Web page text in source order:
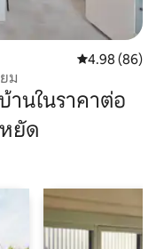
คะแนนเฉลี่ย
4.98 (86)
ม
นในราคาต่อ
ยัด